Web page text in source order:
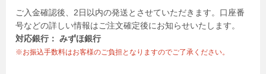
ご入金確認後、2日以内の発送とさせていただきます。口座番
号などの詳しい情報はご注文確定後にお知らせいたします。
対応銀行： みずほ銀行
※お振込手数料はお客様のご負担となりますのでご了承ください。